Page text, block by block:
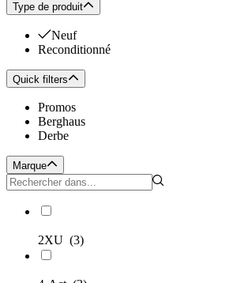
Type de produit
Neuf
Reconditionné
Quick filters
Promos
Berghaus
Derbe
Marque
2XU (3)